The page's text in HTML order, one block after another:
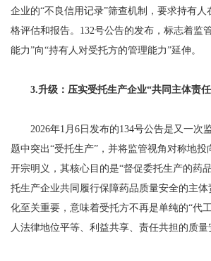
企业的“不良信用记录”筛查机制，要求持有
格评估和报告。132号公告的发布，标志着监
能力”向“持有人对受托方的管理能力”延伸。
3.升级：压实受托生产企业“共同主体责任
2026年1月6日发布的134号公告是又一次
题中突出“受托生产”，并将监管视角对称地
开宗明义，其核心目的是“督促委托生产的药
托生产企业共同履行保障药品质量安全的主
化至关重要，意味着受托方不再是单纯的“代
人法律地位平等、利益共享、责任共担的质量